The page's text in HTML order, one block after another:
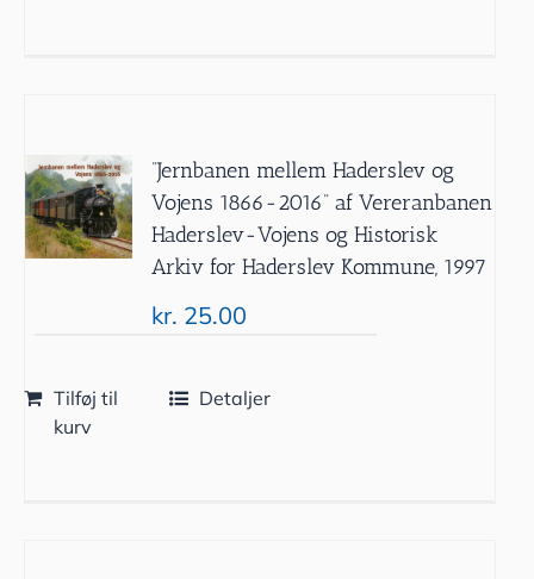
”Jernbanen mellem Haderslev og
Vojens 1866-2016” af Vereranbanen
Haderslev-Vojens og Historisk
Arkiv for Haderslev Kommune, 1997
kr. 25.00
Tilføj til
kurv
Detaljer